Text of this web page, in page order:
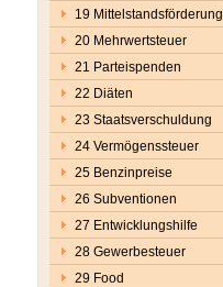
19 Mittelstandsförderung
20 Mehrwertsteuer
21 Parteispenden
22 Diäten
23 Staatsverschuldung
24 Vermögenssteuer
25 Benzinpreise
26 Subventionen
27 Entwicklungshilfe
28 Gewerbesteuer
29 Food